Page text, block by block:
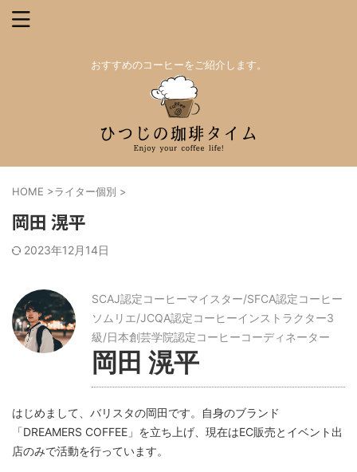
おすすめのコーヒーをご紹介します。
HOME >ライター個別 >
岡田 滉平
2023年12月14日
SCAJ認定コーヒーマイスター/SFCA認定コーヒー
ソムリエ/JCQA認定コーヒーインストラクター3
級/日本創芸学院認定コーヒーコーディネーター
岡田 滉平
はじめまして、バリスタの岡田です。自身のブランド
「DREAMERS COFFEE」を立ち上げ、現在はEC販売とイベント出
店のみで活動を行っています。